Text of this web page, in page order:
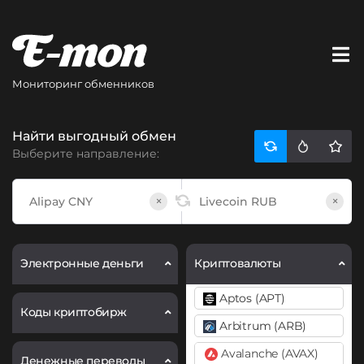
Мониторинг обменников
Найти выгодный обмен
Выберите направление:
× ×
Электронные деньги
Коды криптобирж
Денежные переводы
Криптовалюты
Aptos (APT)
Arbitrum (ARB)
Avalanche (AVAX)